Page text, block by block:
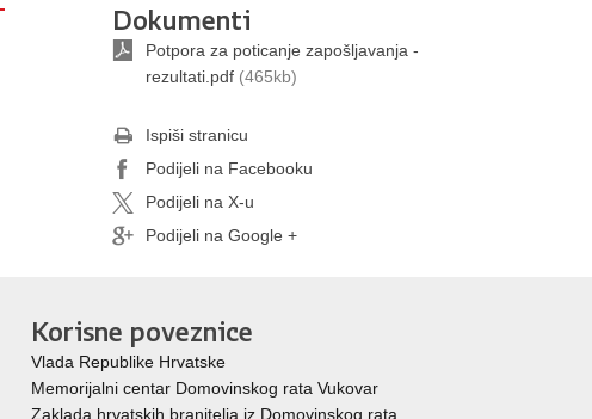
Dokumenti
Potpora za poticanje zapošljavanja -
rezultati.pdf (465kb)
Ispiši stranicu
Podijeli na Facebooku
Podijeli na X-u
Podijeli na Google +
Korisne poveznice
Vlada Republike Hrvatske
Memorijalni centar Domovinskog rata Vukovar
Zaklada hrvatskih branitelja iz Domovinskog rata